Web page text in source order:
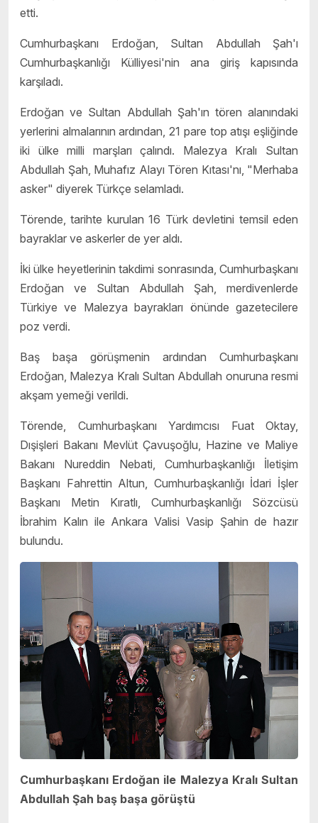
etti.
Cumhurbaşkanı Erdoğan, Sultan Abdullah Şah'ı
Cumhurbaşkanlığı Külliyesi'nin ana giriş kapısında
karşıladı.
Erdoğan ve Sultan Abdullah Şah'ın tören alanındaki
yerlerini almalarının ardından, 21 pare top atışı eşliğinde
iki ülke milli marşları çalındı. Malezya Kralı Sultan
Abdullah Şah, Muhafız Alayı Tören Kıtası'nı, "Merhaba
asker" diyerek Türkçe selamladı.
Törende, tarihte kurulan 16 Türk devletini temsil eden
bayraklar ve askerler de yer aldı.
İki ülke heyetlerinin takdimi sonrasında, Cumhurbaşkanı
Erdoğan ve Sultan Abdullah Şah, merdivenlerde
Türkiye ve Malezya bayrakları önünde gazetecilere
poz verdi.
Baş başa görüşmenin ardından Cumhurbaşkanı
Erdoğan, Malezya Kralı Sultan Abdullah onuruna resmi
akşam yemeği verildi.
Törende, Cumhurbaşkanı Yardımcısı Fuat Oktay,
Dışişleri Bakanı Mevlüt Çavuşoğlu, Hazine ve Maliye
Bakanı Nureddin Nebati, Cumhurbaşkanlığı İletişim
Başkanı Fahrettin Altun, Cumhurbaşkanlığı İdari İşler
Başkanı Metin Kıratlı, Cumhurbaşkanlığı Sözcüsü
İbrahim Kalın ile Ankara Valisi Vasip Şahin de hazır
bulundu.
Cumhurbaşkanı Erdoğan ile Malezya Kralı Sultan
Abdullah Şah baş başa görüştü